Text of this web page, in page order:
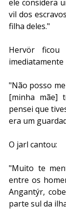
ele considera
vil dos
filha deles."
Hervör
"Não posso
[minha mãe]
pensei que
era um
O jarl cantou:
"Muito te
entre os
Angantýr,
parte sul da